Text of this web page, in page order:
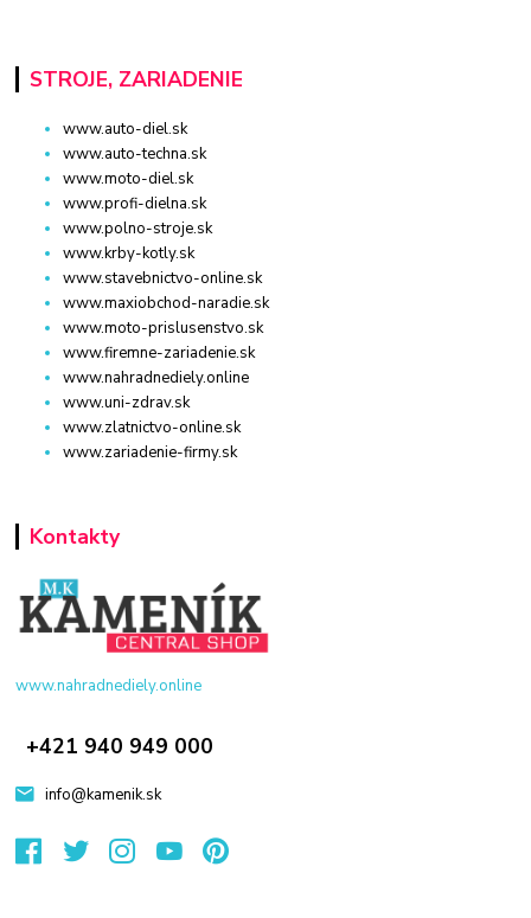
STROJE, ZARIADENIE
www.auto-diel.sk
www.auto-techna.sk
www.moto-diel.sk
www.profi-dielna.sk
www.polno-stroje.sk
www.krby-kotly.sk
www.stavebnictvo-online.sk
www.maxiobchod-naradie.sk
www.moto-prislusenstvo.sk
www.firemne-zariadenie.sk
www.nahradnediely.online
www.uni-zdrav.sk
www.zlatnictvo-online.sk
www.zariadenie-firmy.sk
Kontakty
www.nahradnediely.online
+421 940 949 000
info@kamenik.sk